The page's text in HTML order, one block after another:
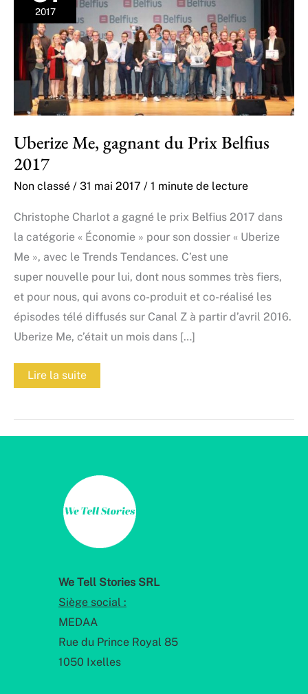
2017
Uberize Me, gagnant du Prix Belfius
2017
Non classé / 31 mai 2017 / 1 minute de lecture
Christophe Charlot a gagné le prix Belfius 2017 dans
la catégorie « Économie » pour son dossier « Uberize
Me », avec le Trends Tendances. C’est une
super nouvelle pour lui, dont nous sommes très fiers,
et pour nous, qui avons co-produit et co-réalisé les
épisodes télé diffusés sur Canal Z à partir d’avril 2016.
Uberize Me, c’était un mois dans […]
Uberize
Me,
Prix
Lire la suite
We Tell Stories SRL
Siège social :
MEDAA
Rue du Prince Royal 85
1050 Ixelles